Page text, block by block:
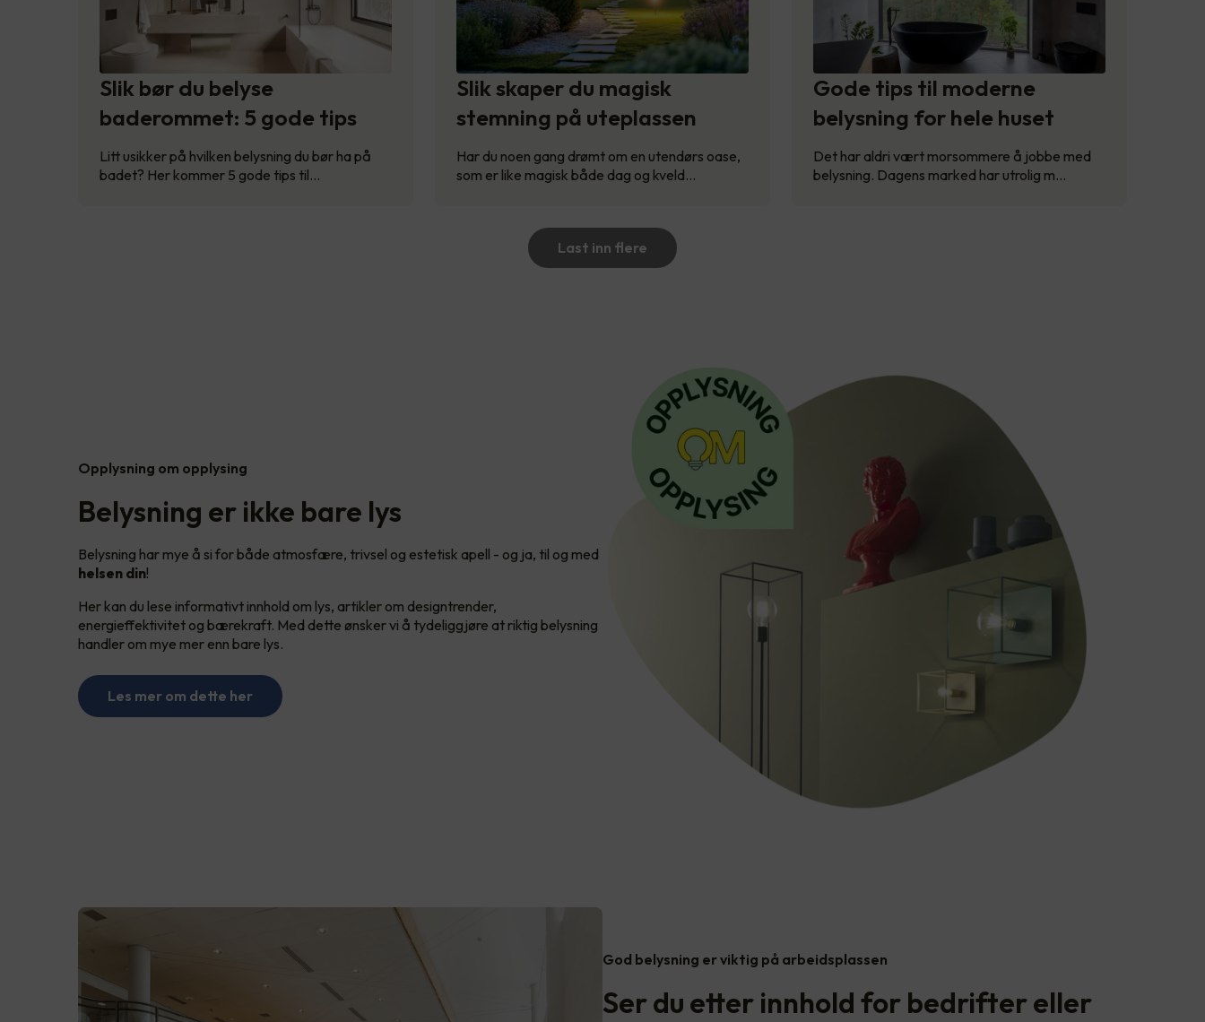
Slik bør du belyse
baderommet: 5 gode tips
Litt usikker på hvilken belysning du bør ha på
badet? Her kommer 5 gode tips til…
Slik skaper du magisk
stemning på uteplassen
Har du noen gang drømt om en utendørs oase,
som er like magisk både dag og kveld…
Gode tips til moderne
belysning for hele huset
Det har aldri vært morsommere å jobbe med
belysning. Dagens marked har utrolig m…
Last inn flere
Opplysning om opplysing
Belysning er ikke bare lys
Belysning har mye å si for både atmosfære, trivsel og estetisk apell - og ja, til og med
helsen din!
Her kan du lese informativt innhold om lys, artikler om designtrender,
energieffektivitet og bærekraft. Med dette ønsker vi å tydeliggjøre at riktig belysning
handler om mye mer enn bare lys.
Les mer om dette her
God belysning er viktig på arbeidsplassen
Ser du etter innhold for bedrifter eller